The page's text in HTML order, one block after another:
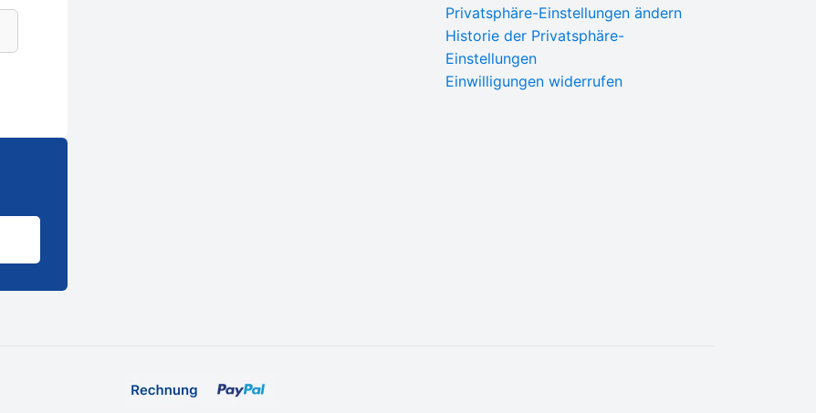
Privatsphäre-Einstellungen ändern
Historie der Privatsphäre-
Einstellungen
Einwilligungen widerrufen